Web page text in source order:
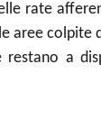
rate
aree colpite
restano a